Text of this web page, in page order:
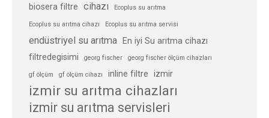
biosera filtre
cihazı Ecoplus su arıtma
Ecoplus su arıtma cihazı Ecoplus su arıtma servisi
endüstriyel su arıtma
En iyi Su arıtma cihazı
filtredegisimi
georg fischer georg fischer ölçüm cihazları
gf ölçüm gf ölçüm cihazı inline filtre izmir
izmir su arıtma cihazları
izmir su arıtma servisleri